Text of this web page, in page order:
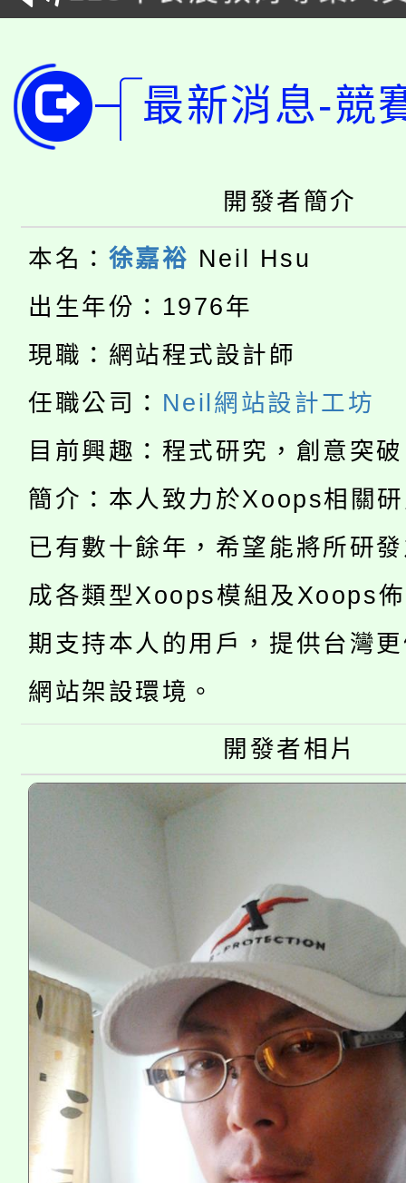
程
學期銜接期間理賠案件
學籍身 分審查程序及
版
淨零綠領人才培育課程
公告本校115學年度第
桃園市115學年度學生
生本土語及新住民語歌
公告本校115學年度第
代理(課)教師甄選結果(
公告本校115學年度第
代理(課)教師甄選結果(
轉知中國文化大學推廣
《TA101》溝通分析基
程，歡迎學生輔導中心
心理、諮商輔導、社會
系所師生報名參加。
淨零綠生活教案入校路
會
115年食農教育專業人
程
學籍身 分審查程序及
版
淨零綠領人才培育課程
公告本校115學年度第
代理(課)教師甄選結果(
「2026金融保險知識
車」活動
桃園市115學年度學生
生本土語及新住民語歌
公告本校115學年度第
代理(課)教師甄選結果
公告本校115學年度第
代理(課)教師甄選結果
轉知中國文化大學推廣
《TA101》溝通分析基
程，歡迎學生輔導中心
心理、諮商輔導、社會
系所師生報名參加。
最新消息-競
開發者簡介
本名： 徐嘉裕 Neil Hsu
出生年份：1976年
現職：網站程式設計師
任職公司： Neil網站設計工坊
目前興趣：程式研究，創意突
簡介：本人致力於Xoops相關
已有數十餘年，希望能將所研
成各類型Xoops模組及Xoops
期支持本人的用戶，提供台灣
網站架設環境。
開發者相片